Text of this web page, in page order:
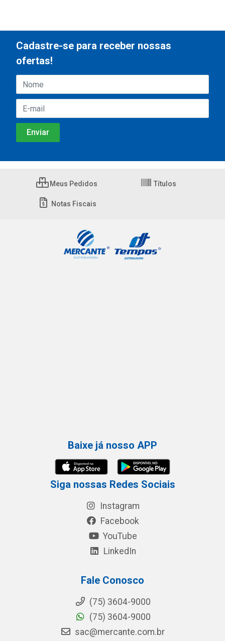
Cadastre-se para receber nossas
ofertas!
Meus Pedidos Títulos
Notas Fiscais
Baixe já nosso APP
Siga nossas Redes Sociais
Instagram
Facebook
YouTube
LinkedIn
Fale Conosco
(75) 3604-9000
(75) 3604-9000
sac@mercante.com.br